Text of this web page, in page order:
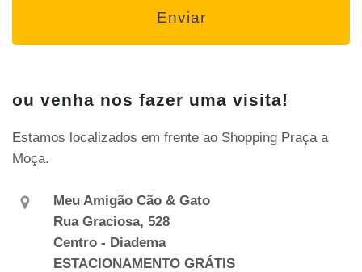
ou venha nos fazer uma visita!
Estamos localizados em frente ao Shopping Praça a
Moça.
Meu Amigão Cão & Gato
Rua Graciosa, 528
Centro - Diadema
ESTACIONAMENTO GRÁTIS